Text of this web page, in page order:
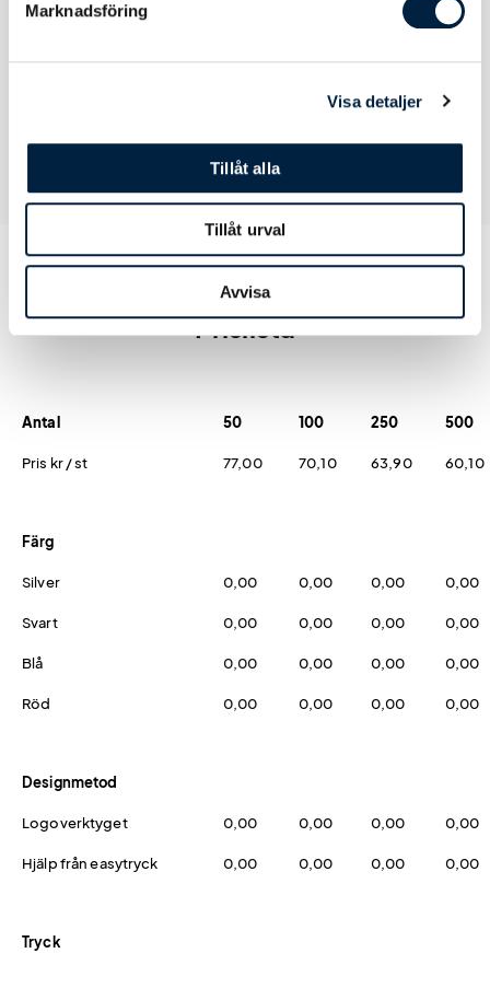
Marknadsföring
Visa detaljer
Tillåt alla
Tillåt urval
Avvisa
Prislista
Antal 50 100 250 500
Pris kr / st 77,00 70,10 63,90 60,10
Färg
Silver 0,00 0,00 0,00 0,00
Svart 0,00 0,00 0,00 0,00
Blå 0,00 0,00 0,00 0,00
Röd 0,00 0,00 0,00 0,00
Designmetod
Logoverktyget 0,00 0,00 0,00 0,00
Hjälp från easytryck 0,00 0,00 0,00 0,00
Tryck